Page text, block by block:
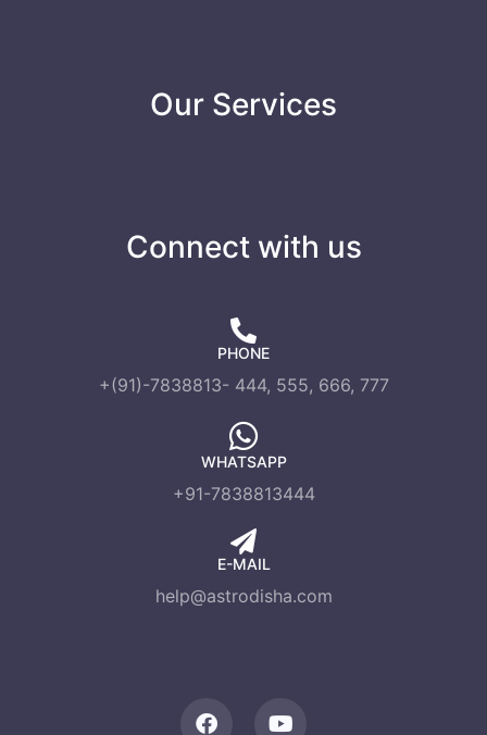
Our Services
Connect with us
PHONE
+(91)-7838813- 444, 555, 666, 777
WHATSAPP
+91-7838813444
E-MAIL
help@astrodisha.com